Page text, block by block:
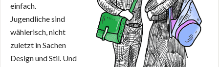
einfach.
Jugendliche sind
wählerisch, nicht
zuletzt in Sachen
Design und Stil. Und